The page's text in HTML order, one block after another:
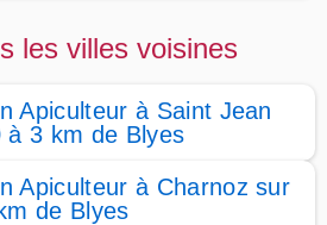
les villes voisines
Apiculteur à Saint Jean
à 3 km de Blyes
Apiculteur à Charnoz sur
de Blyes